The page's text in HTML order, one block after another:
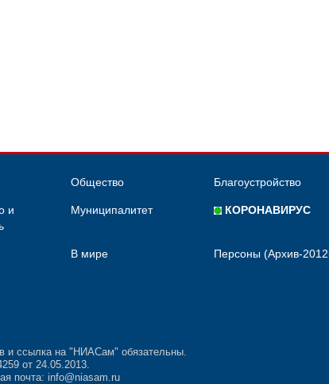
Общество Благоустройство
и
Муниципалитет КОРОНАВИРУС
В мире Персоны (Архив-
и ссылка на "НИАСам" обязательны.
от 24.05.2013.
почта: info@niasam.ru